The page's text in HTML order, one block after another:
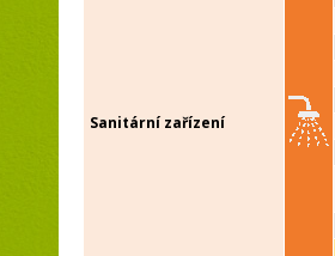
Sanitární zařízení